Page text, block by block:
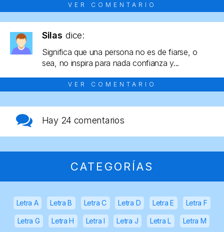
VER COMENTARIO
Silas dice:
Significa que una persona no es de fiarse, o
sea, no inspira para nada confianza y...
VER COMENTARIO
Hay 24 comentarios
CATEGORÍAS
Letra A Letra B Letra C Letra D Letra E Letra F
Letra G Letra H Letra I Letra J Letra L Letra M